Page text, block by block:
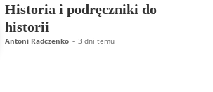
Historia i podręczniki do
historii
Antoni Radczenko - 3 dni temu